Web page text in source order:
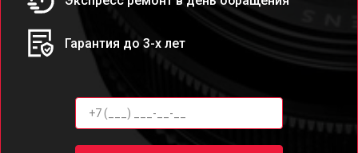
Гарантия до 3-х лет